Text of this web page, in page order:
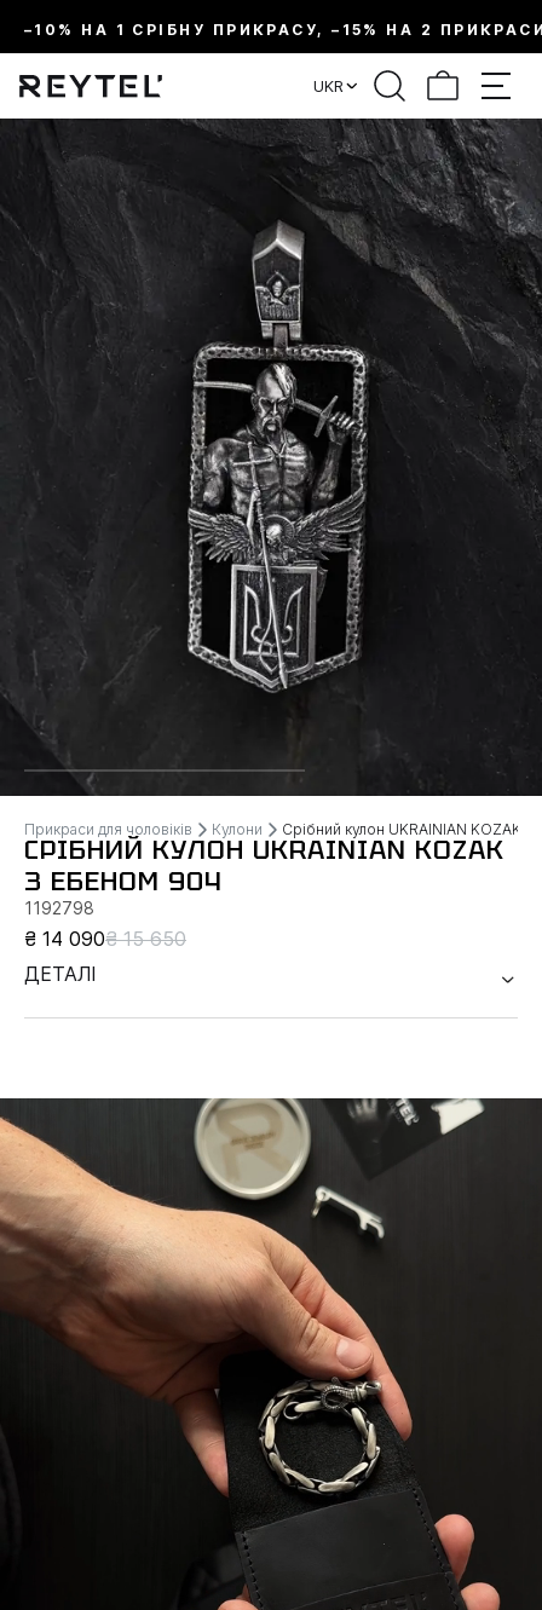
–10% НА 1 СРІБНУ ПРИКРАСУ, –15% НА 2
UKR
Прикраси для чоловіків Кулони Срібний кулон UKRAINIAN KOZAK
СРІБНИЙ КУЛОН UKRAINIAN KOZAK
З ЕБЕНОМ 904
1192798
₴ 14 090₴ 15 650
ДЕТАЛІ